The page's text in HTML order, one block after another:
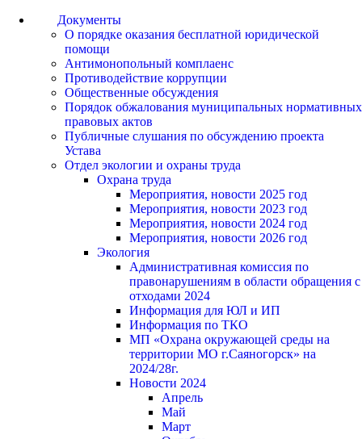
Документы
О порядке оказания бесплатной юридической
помощи
Антимонопольный комплаенс
Противодействие коррупции
Общественные обсуждения
Порядок обжалования муниципальных нормативных
правовых актов
Публичные слушания по обсуждению проекта
Устава
Отдел экологии и охраны труда
Охрана труда
Мероприятия, новости 2025 год
Мероприятия, новости 2023 год
Мероприятия, новости 2024 год
Мероприятия, новости 2026 год
Экология
Административная комиссия по
правонарушениям в области обращения с
отходами 2024
Информация для ЮЛ и ИП
Информация по ТКО
МП «Охрана окружающей среды на
территории МО г.Саяногорск» на
2024/28г.
Новости 2024
Апрель
Май
Март